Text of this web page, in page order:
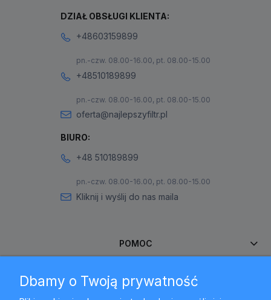
DZIAŁ OBSŁUGI KLIENTA:
+48603159899
pn.-czw. 08.00-16.00, pt. 08.00-15.00
+48510189899
pn.-czw. 08.00-16.00, pt. 08.00-15.00
oferta@najlepszyfiltr.pl
BIURO:
+48 510189899
pn.-czw. 08.00-16.00, pt. 08.00-15.00
Kliknij i wyślij do nas maila
POMOC
MOJE KONTO
Dbamy o Twoją prywatność